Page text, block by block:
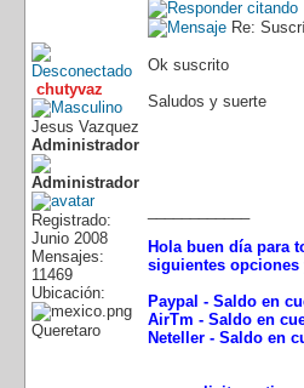
chutyvaz
Jesus Vazquez
Administrador
Registrado:
Junio 2008
Mensajes:
11469
Ubicación:
Queretaro
Re:
Ok suscrito
Saludos y suerte
Hola buen día para
siguientes
Paypal - Saldo en
AirTm - Saldo en
Neteller - Saldo en